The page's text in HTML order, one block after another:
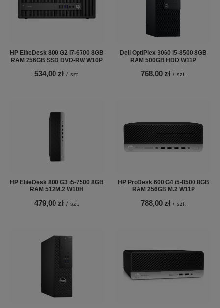
HP EliteDesk 800 G2 i7-6700 8GB
RAM 256GB SSD DVD-RW W10P
534,00 zł / szt.
Dell OptiPlex 3060 i5-8500 8GB
RAM 500GB HDD W11P
768,00 zł / szt.
HP EliteDesk 800 G3 i5-7500 8GB
RAM 512M.2 W10H
479,00 zł / szt.
HP ProDesk 600 G4 i5-8500 8GB
RAM 256GB M.2 W11P
788,00 zł / szt.